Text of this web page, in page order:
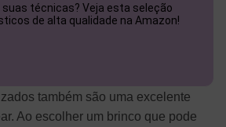
técnicas? Veja esta seleção
de alta qualidade na Amazon!
também são uma excelente
Ao escolher um brinco que pode